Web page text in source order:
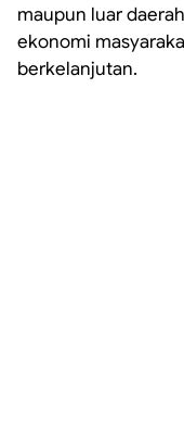
maupun luar
ekonomi
berkelanjutan.